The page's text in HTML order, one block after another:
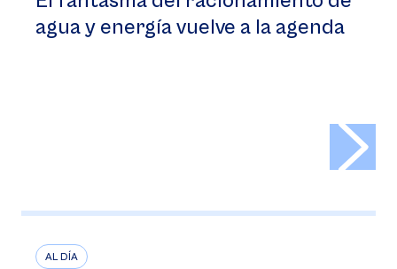
agua y energía vuelve a la agenda
AL DÍA